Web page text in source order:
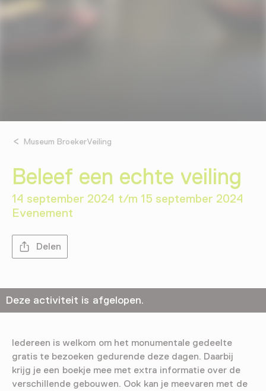
Museum BroekerVeiling
Beleef een echte veiling
14 september 2024 t/m 15 september 2024
Evenement
Delen
Deze activiteit is afgelopen.
Iedereen is welkom om het monumentale gedeelte
gratis te bezoeken gedurende deze dagen. Daarbij
krijg je een boekje mee met extra informatie over de
verschillende gebouwen. Ook kan je meevaren met de